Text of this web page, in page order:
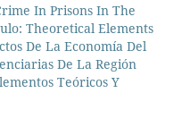
In Prisons In The
Theoretical Elements
De La Economía Del
De La Región
Teóricos Y